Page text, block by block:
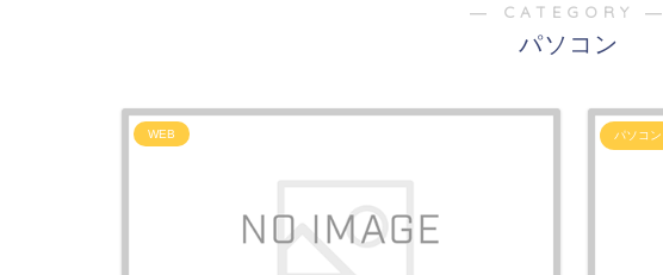
― CATEGORY ―
パソコン
WEB パソコン